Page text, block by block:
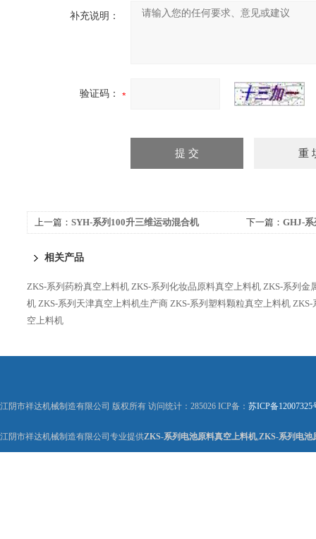
补充说明：
验证码：
上一篇： SYH-系列100升三维运动混合机 下一篇： GHJ-系
相关产品
ZKS-系列药粉真空上料机 ZKS-系列化妆品原料真空上料机 ZKS-系列金
机 ZKS-系列天津真空上料机生产商 ZKS-系列塑料颗粒真空上料机 ZKS-
空上料机
江阴市祥达机械制造有限公司 版权所有 访问统计：285026 ICP备： 苏ICP备12007325
江阴市祥达机械制造有限公司专业提供ZKS-系列电池原料真空上料机,ZKS-系列电池